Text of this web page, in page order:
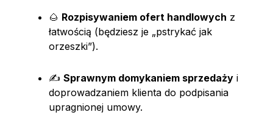
🌰 Rozpisywaniem ofert handlowych z
łatwością (będziesz je „pstrykać jak
orzeszki”).
✍️ Sprawnym domykaniem sprzedaży i
doprowadzaniem klienta do podpisania
upragnionej umowy.